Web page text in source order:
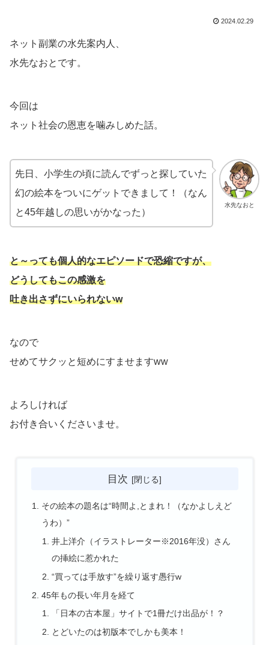
2024.02.29
ネット副業の水先案内人、
水先なおとです。
今回は
ネット社会の恩恵を噛みしめた話。
水先なおと
先日、小学生の頃に読んでずっと探していた
幻の絵本をついにゲットできまして！（なん
と45年越しの思いがかなった）
と～っても個人的なエピソードで恐縮ですが、
どうしてもこの感激を
吐き出さずにいられないw
なので
せめてサクッと短めにすませますww
よろしければ
お付き合いくださいませ。
目次
その絵本の題名は“時間よ,とまれ！（なかよしえど
うわ）”
井上洋介（イラストレーター※2016年没）さん
の挿絵に惹かれた
“買っては手放す”を繰り返す愚行w
45年もの長い年月を経て
「日本の古本屋」サイトで1冊だけ出品が！？
とどいたのは初版本でしかも美本！